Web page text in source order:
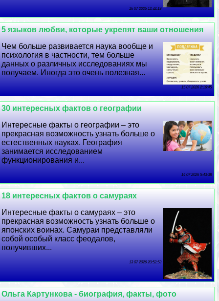
16 07 2026 12:32:19
5 языков любви, которые укрепят ваши отношения
Чем больше развивается наука вообще и
психология в частности, тем больше
данных о различных исследованиях мы
получаем. Иногда это очень полезная...
15 07 2026 2:16:45
30 интересных фактов о географии
Интересные факты о географии – это
прекрасная возможность узнать больше о
естественных науках. География
занимается исследованием
функционирования и...
14 07 2026 5:43:38
18 интересных фактов о самураях
Интересные факты о самураях – это
прекрасная возможность узнать больше о
японских воинах. Самураи представляли
собой особый класс феодалов,
получивших...
13 07 2026 20:52:53
Ольга Картункова - биография, факты, фото